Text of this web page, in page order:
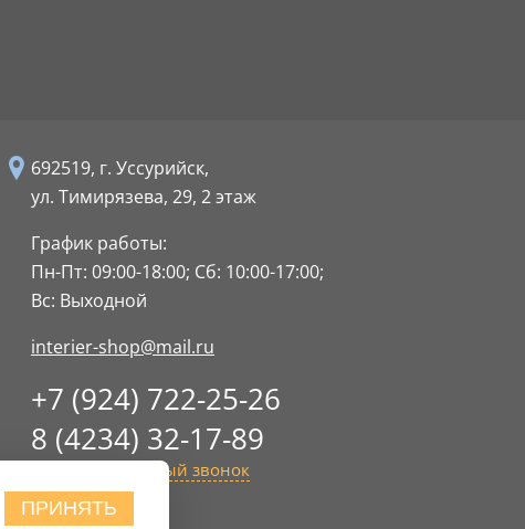
692519, г. Уссурийск,
ул. Тимирязева, 29, 2 этаж
График работы:
Пн-Пт: 09:00-18:00; Сб: 10:00-17:00;
Вс: Выходной
interier-shop@mail.ru
+7 (924) 722-25-26
8 (4234) 32-17-89
Заказать обратный звонок
ПРИНЯТЬ